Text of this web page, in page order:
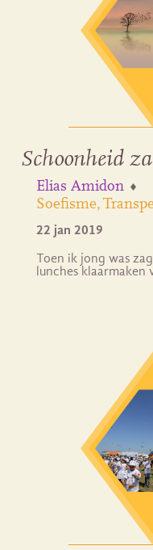
Schoonheid
Elias Amidon
Soefisme
22 jan 2019
Toen ik jong was
lunches